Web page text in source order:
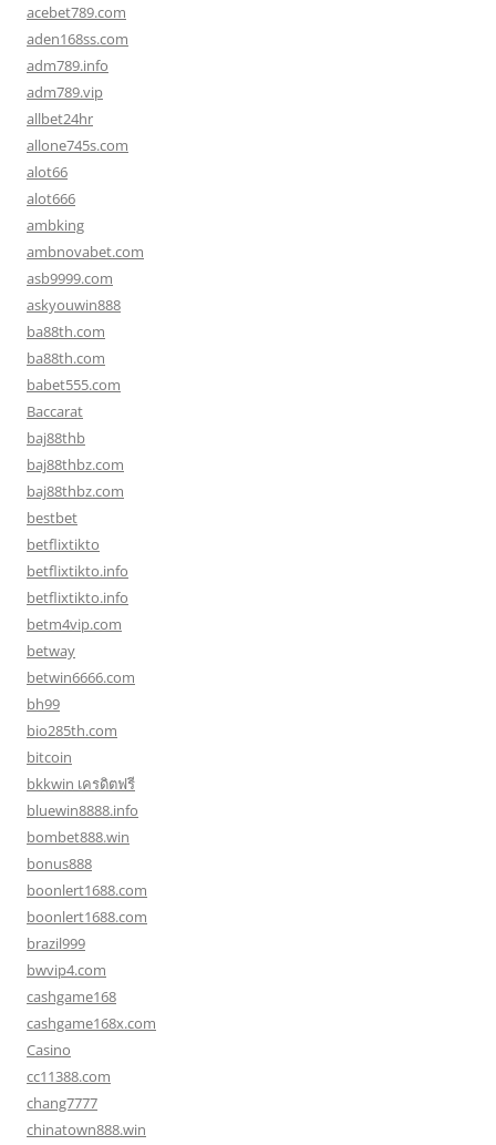
acebet789.com
aden168ss.com
adm789.info
adm789.vip
allbet24hr
allone745s.com
alot66
alot666
ambking
ambnovabet.com
asb9999.com
askyouwin888
ba88th.com
ba88th.com
babet555.com
Baccarat
baj88thb
baj88thbz.com
baj88thbz.com
bestbet
betflixtikto
betflixtikto.info
betflixtikto.info
betm4vip.com
betway
betwin6666.com
bh99
bio285th.com
bitcoin
bkkwin เครดิตฟรี
bluewin8888.info
bombet888.win
bonus888
boonlert1688.com
boonlert1688.com
brazil999
bwvip4.com
cashgame168
cashgame168x.com
Casino
cc11388.com
chang7777
chinatown888.win